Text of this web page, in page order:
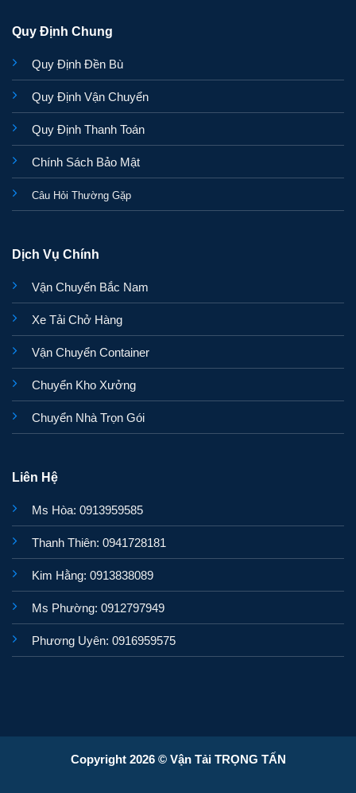
Quy Định Chung
Quy Định Đền Bù
Quy Định Vận Chuyển
Quy Định Thanh Toán
Chính Sách Bảo Mật
Câu Hỏi Thường Gặp
Dịch Vụ Chính
Vận Chuyển Bắc Nam
Xe Tải Chở Hàng
Vận Chuyển Container
Chuyển Kho Xưởng
Chuyển Nhà Trọn Gói
Liên Hệ
Ms Hòa: 0913959585
Thanh Thiên: 0941728181
Kim Hằng: 0913838089
Ms Phường: 0912797949
Phương Uyên: 0916959575
Copyright 2026 © Vận Tải TRỌNG TẤN